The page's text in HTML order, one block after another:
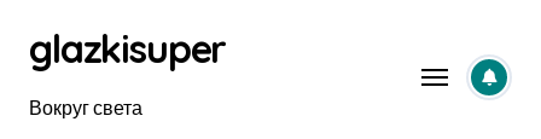
содержанию
glazkisuper
Вокруг света